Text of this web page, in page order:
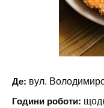
Де: вул.
Години роботи: